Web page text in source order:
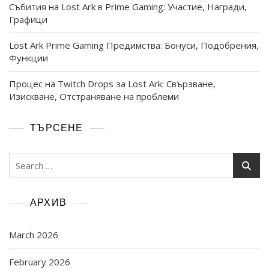
Събития на Lost Ark в Prime Gaming: Участие, Награди,
Графици
Lost Ark Prime Gaming Предимства: Бонуси, Подобрения,
Функции
Процес на Twitch Drops за Lost Ark: Свързване,
Изискване, Отстраняване на проблеми
ТЪРСЕНЕ
Search
АРХИВ
March 2026
February 2026